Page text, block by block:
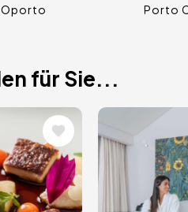
Oporto Porto
für Sie...
Bild